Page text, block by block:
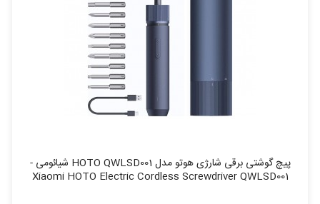
پیچ گوشتی برقی شارژی هوتو مدل HOTO QWLSD001 شیائومی -
Xiaomi HOTO Electric Cordless Screwdriver QWLSD001